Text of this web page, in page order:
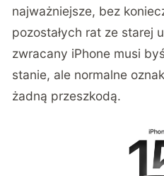
najważniejsze, bez
pozostałych rat ze starej
zwracany iPhone musi
stanie, ale normalne
żadną przeszkodą.